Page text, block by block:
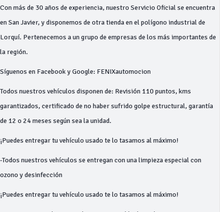
Con más de 30 años de experiencia, nuestro Servicio Oficial se encuentra
en San Javier, y disponemos de otra tienda en el polígono industrial de
Lorquí. Pertenecemos a un grupo de empresas de los más importantes de
la región.
Síguenos en Facebook y Google: FENIXautomocion
Todos nuestros vehículos disponen de: Revisión 110 puntos, kms
garantizados, certificado de no haber sufrido golpe estructural, garantía
de 12 o 24 meses según sea la unidad.
¡Puedes entregar tu vehículo usado te lo tasamos al máximo!
-Todos nuestros vehículos se entregan con una limpieza especial con
ozono y desinfección
¡Puedes entregar tu vehículo usado te lo tasamos al máximo!